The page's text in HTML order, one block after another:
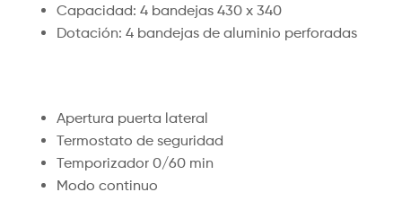
Capacidad: 4 bandejas 430 x 340
Dotación: 4 bandejas de aluminio perforadas
Apertura puerta lateral
Termostato de seguridad
Temporizador 0/60 min
Modo continuo